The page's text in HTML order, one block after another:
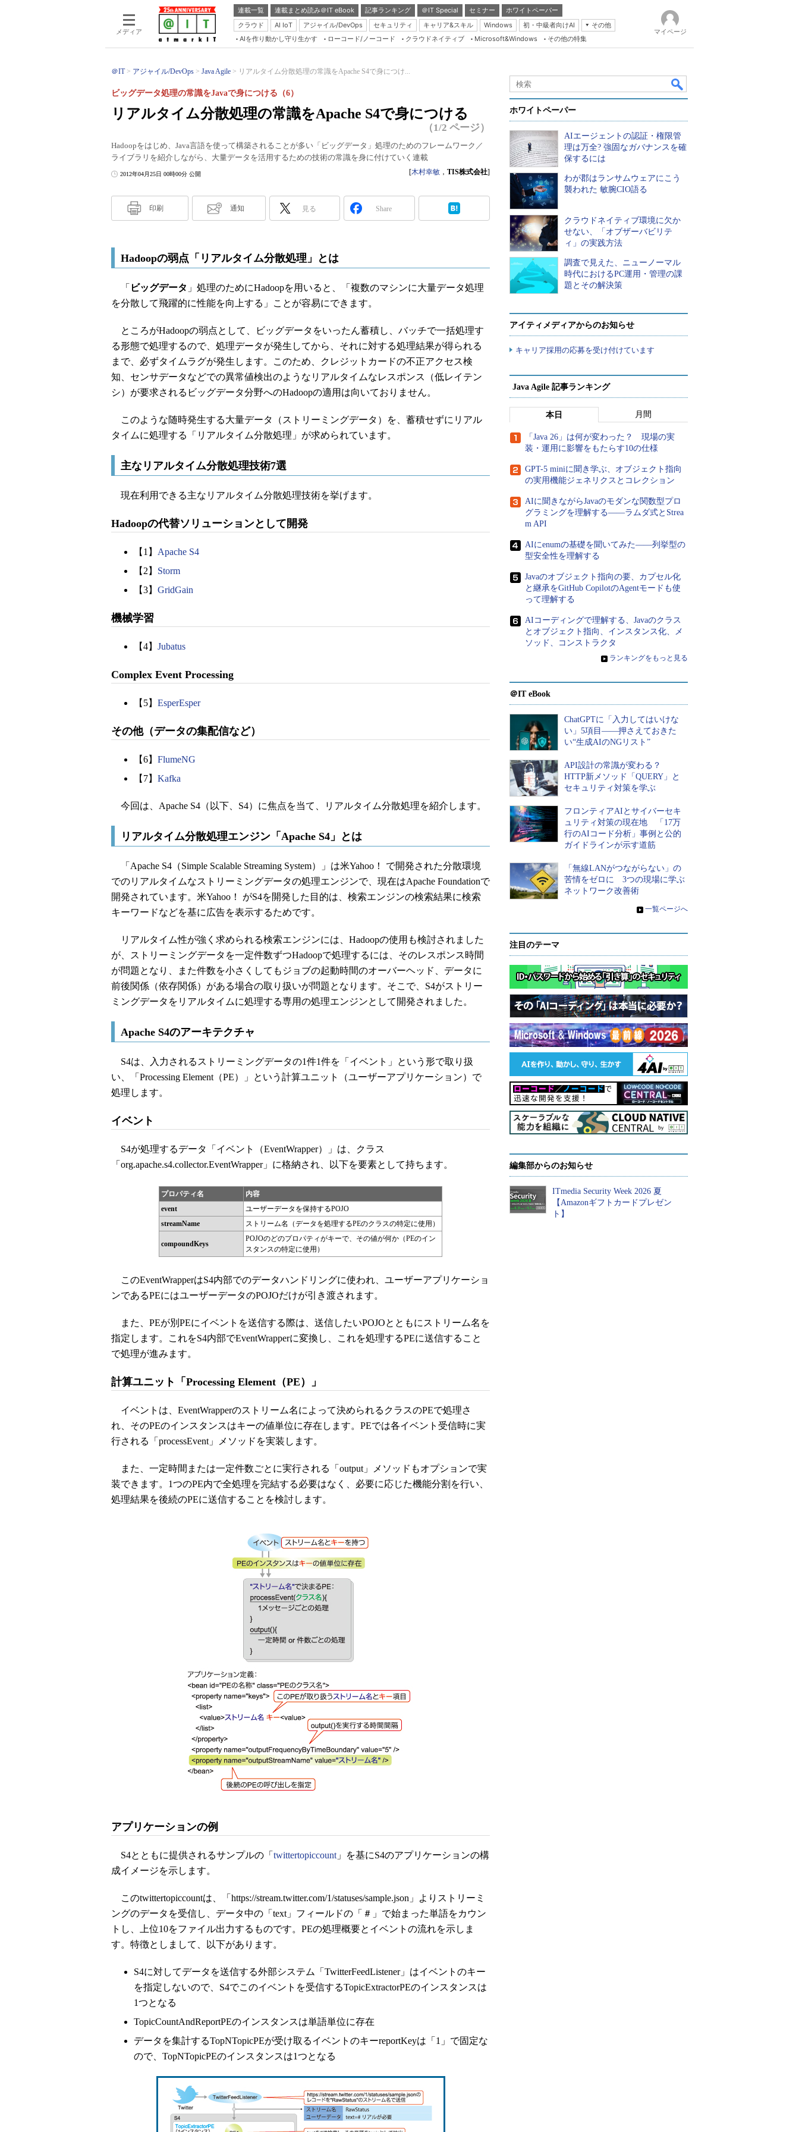
メディア
連載一覧 連載まとめ読み＠IT eBook 記事ランキング ＠IT Special セミナー
ホワイトペーパー
クラウド
AI IoT アジャイル/DevOps セキュリティ キャリア&スキル Windows 初・中級者向けAI
その他
Server & Storage
Database Expert
Master of IP Network
Security & Trust
Test & Tools
AIを作り動かし守り生かす ローコード/ノーコード クラウドネイティブ Microsoft&Windows その他の特集
マイページ
＠IT アジャイル/DevOps Java Agile リアルタイム分散処理の常識をApache S4で身につけ...
リアルタイム分散処理の常識をApache S4で身につける
ビッグデータ処理の常識をJavaで身につける（6）
（1/2 ページ）
Hadoopをはじめ、Java言語を使って構築されることが多い「ビッグデータ」処理のためのフレームワーク／
ライブラリを紹介しながら、大量データを活用するための技術の常識を身に付けていく連載
2012年04月25日 00時00分 公開 [木村幸敏 ， TIS株式会社]
印刷 通知 見る Share
Hadoopの弱点「リアルタイム分散処理」とは
「 ビッグデータ 」処理のためにHadoopを用いると、「複数のマシンに大量データ処理
を分散して飛躍的に性能を向上する」ことが容易にできます。
ところがHadoopの弱点として、ビッグデータをいったん蓄積し、バッチで一括処理す
る形態で処理するので、処理データが発生してから、それに対する処理結果が得られる
まで、必ずタイムラグが発生します。このため、クレジットカードの不正アクセス検
知、センサデータなどでの異常値検出のようなリアルタイムなレスポンス（低レイテン
シ）が要求されるビッグデータ分野へのHadoopの適用は向いておりません。
このような随時発生する大量データ（ストリーミングデータ）を、蓄積せずにリアル
タイムに処理する「リアルタイム分散処理」が求められています。
主なリアルタイム分散処理技術7選
現在利用できる主なリアルタイム分散処理技術を挙げます。
Hadoopの代替ソリューションとして開発
【1】 Apache S4
【2】 Storm
【3】 GridGain
機械学習
【4】 Jubatus
Complex Event Processing
【5】 EsperEsper
その他（データの集配信など）
【6】 FlumeNG
【7】 Kafka
今回は、Apache S4（以下、S4）に焦点を当て、リアルタイム分散処理を紹介します。
リアルタイム分散処理エンジン「Apache S4」とは
「Apache S4（Simple Scalable Streaming System）」は米Yahoo！ で開発された分散環境
でのリアルタイムなストリーミングデータの処理エンジンで、現在はApache Foundationで
開発されています。米Yahoo！ がS4を開発した目的は、検索エンジンの検索結果に検索
キーワードなどを基に広告を表示するためです。
リアルタイム性が強く求められる検索エンジンには、Hadoopの使用も検討されました
が、ストリーミングデータを一定件数ずつHadoopで処理するには、そのレスポンス時間
が問題となり、また件数を小さくしてもジョブの起動時間のオーバーヘッド、データに
前後関係（依存関係）がある場合の取り扱いが問題となります。そこで、S4がストリー
ミングデータをリアルタイムに処理する専用の処理エンジンとして開発されました。
Apache S4のアーキテクチャ
S4は、入力されるストリーミングデータの1件1件を「イベント」という形で取り扱
い、「Processing Element（PE）」という計算ユニット（ユーザーアプリケーション）で
処理します。
イベント
S4が処理するデータ「イベント（EventWrapper）」は、クラス
「org.apache.s4.collector.EventWrapper」に格納され、以下を要素として持ちます。
プロパティ名
内容
event
ユーザーデータを保持するPOJO
streamName
ストリーム名（データを処理するPEのクラスの特定に使用）
compoundKeys
POJOのどのプロパティがキーで、その値が何か（PEのイン
スタンスの特定に使用）
このEventWrapperはS4内部でのデータハンドリングに使われ、ユーザーアプリケーショ
ンであるPEにはユーザーデータのPOJOだけが引き渡されます。
また、PEが別PEにイベントを送信する際は、送信したいPOJOとともにストリーム名を
指定します。これをS4内部でEventWrapperに変換し、これを処理するPEに送信すること
で処理が進みます。
計算ユニット「Processing Element（PE）」
イベントは、EventWrapperのストリーム名によって決められるクラスのPEで処理さ
れ、そのPEのインスタンスはキーの値単位に存在します。PEでは各イベント受信時に実
行される「processEvent」メソッドを実装します。
また、一定時間または一定件数ごとに実行される「output」メソッドもオプションで実
装できます。1つのPE内で全処理を完結する必要はなく、必要に応じた機能分割を行い、
処理結果を後続のPEに送信することを検討します。
アプリケーションの例
S4とともに提供されるサンプルの「 twittertopiccount 」を基にS4のアプリケーションの構
成イメージを示します。
このtwittertopiccountは、「https://stream.twitter.com/1/statuses/sample.json」よりストリーミ
ングのデータを受信し、データ中の「text」フィールドの「＃」で始まった単語をカウン
トし、上位10をファイル出力するものです。PEの処理概要とイベントの流れを示しま
す。特徴としまして、以下があります。
S4に対してデータを送信する外部システム「TwitterFeedListener」はイベントのキー
を指定しないので、S4でこのイベントを受信するTopicExtractorPEのインスタンスは
1つとなる
TopicCountAndReportPEのインスタンスは単語単位に存在
データを集計するTopNTopicPEが受け取るイベントのキーreportKeyは「1」で固定な
ので、TopNTopicPEのインスタンスは1つとなる
ホワイトペーパー
AIエージェントの認証・権限管
理は万全? 強固なガバナンスを確
保するには
わが郡はランサムウェアにこう
襲われた 敏腕CIO語る
クラウドネイティブ環境に欠か
せない、「オブザーバビリテ
ィ」の実践方法
調査で見えた、ニューノーマル
時代におけるPC運用・管理の課
題とその解決策
アイティメディアからのお知らせ
キャリア採用の応募を受け付けています
Java Agile 記事ランキング
本日 月間
「Java 26」は何が変わった？ 現場の実
装・運用に影響をもたらす10の仕様
GPT-5 miniに聞き学ぶ、オブジェクト指向
の実用機能ジェネリクスとコレクション
AIに聞きながらJavaのモダンな関数型プロ
グラミングを理解する――ラムダ式とStrea
m API
AIにenumの基礎を聞いてみた――列挙型の
型安全性を理解する
Javaのオブジェクト指向の要、カプセル化
と継承をGitHub CopilotのAgentモードも使
って理解する
AIコーディングで理解する、Javaのクラス
とオブジェクト指向、インスタンス化、メ
ソッド、コンストラクタ
» ランキングをもっと見る
＠IT eBook
ChatGPTに「入力してはいけな
い」5項目――押さえておきた
い“生成AIのNGリスト”
API設計の常識が変わる？
HTTP新メソッド「QUERY」と
セキュリティ対策を学ぶ
フロンティアAIとサイバーセキ
ュリティ対策の現在地 「17万
行のAIコード分析」事例と公的
ガイドラインが示す道筋
「無線LANがつながらない」の
苦情をゼロに 3つの現場に学ぶ
ネットワーク改善術
» 一覧ページへ
注目のテーマ
編集部からのお知らせ
ITmedia Security Week 2026 夏
【Amazonギフトカードプレゼン
ト】